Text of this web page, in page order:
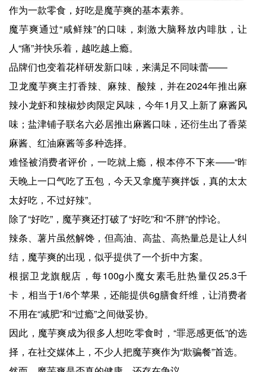
作为一款零食，好吃是魔芋爽的基本素养。
魔芋爽通过“咸鲜辣”的口味，刺激大脑释放内啡肽，让
人“痛”并快乐着，越吃越上瘾。
品牌们也变着花样研发新口味，来满足不同味蕾——
卫龙魔芋爽主打香辣、麻辣、酸辣，并在2024年推出麻
辣小龙虾和辣椒炒肉限定风味，今年1月又上新了麻酱风
味；盐津铺子联名六必居推出麻酱口味，还衍生出了香菜
麻酱、红油麻酱等多种选择。
难怪被消费者评价，一吃就上瘾，根本停不下来——“昨
天晚上一口气吃了五包，今天又拿魔芋爽拌饭，真的太太
太好吃，不过好辣”。
除了“好吃”，魔芋爽还打破了“好吃”和“不胖”的悖论。
辣条、薯片虽然解馋，但高油、高盐、高热量总是让人纠
结，魔芋爽的出现，似乎提供了一个折中方案。
根据卫龙旗舰店，每100g小魔女素毛肚热量仅25.3千
卡，相当于1/6个苹果，还能提供6g膳食纤维，让消费者
不用在“减肥”和“过瘾”之间做妥协。
因此，魔芋爽成为很多人想吃零食时，“罪恶感更低”的选
择，在社交媒体上，不少人把魔芋爽作为“欺骗餐”首选。